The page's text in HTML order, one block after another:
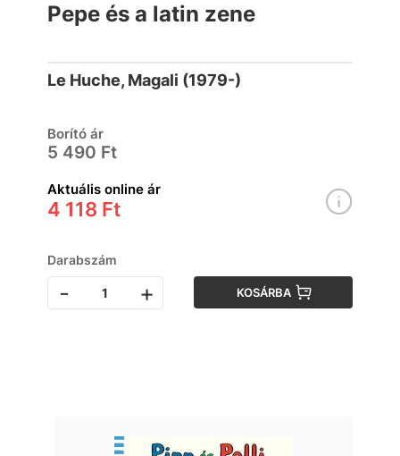
Pepe és a latin zene
Le Huche, Magali (1979-)
Borító ár
5 490 Ft
Aktuális online ár
4 118 Ft
Darabszám
- + KOSÁRBA